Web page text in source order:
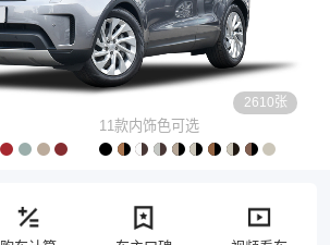
2610张
11款内饰色可选